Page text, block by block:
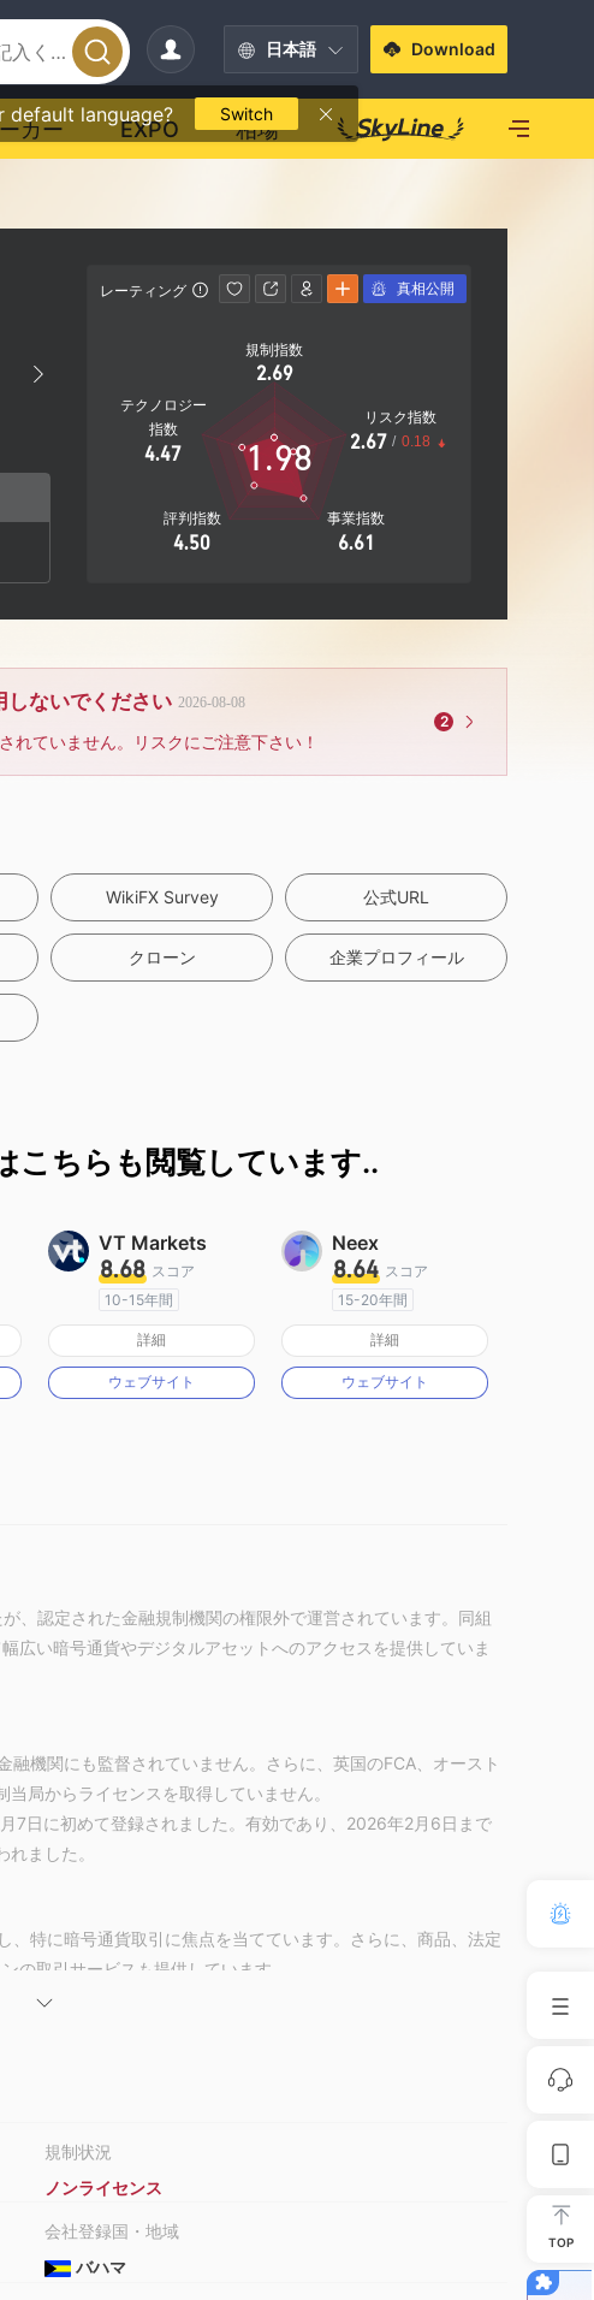
日本語
default language? Switch
Download
カー EXPO 相場
レーティング
規制指数
2.69
テクノロジー
指数
4.47
評判指数
4.50
事業指数
6.61
リスク指数
2.67 / 0.18
1.98
真相公開
ないでください 2026-08-08
れていません。リスクにご注意下さい！
2
WikiFX Survey 公式URL
クローン 企業プロフィール
こちらも閲覧しています..
VT Markets
8.68 スコア
10-15年間
オーストラリア規制
マーケットメイキングライセンス（MM）
詳細
ウェブサイト
Neex
8.64 スコア
15-20年間
オーストラリア規制
マーケットメイキングライセンス（MM）
詳細
ウェブサイト
、認定された金融規制機関の権限外で運営されています。同組
広い暗号通貨やデジタルアセットへのアクセスを提供していま
機関にも監督されていません。さらに、英国のFCA、オースト
局からライセンスを取得していません。
7日に初めて登録されました。有効であり、2026年2月6日まで
ました。
特に暗号通貨取引に焦点を当てています。さらに、商品、法定
の取引サービスも提供しています。
であり、他の方法は相当な手数料がかかります。
出金方法に対して手数料を請求しません。ただし、カード決
規制状況
ノンライセンス
会社登録国・地域
バハマ
TOP